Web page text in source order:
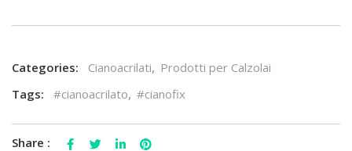
Categories: Cianoacrilati, Prodotti per Calzolai
Tags:
#cianoacrilato, #cianofix
Share :